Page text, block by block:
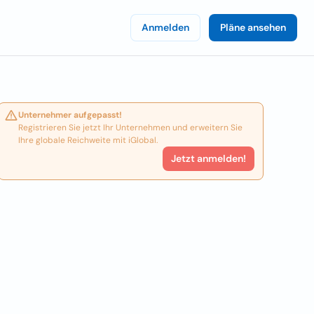
Anmelden Pläne ansehen
Unternehmer aufgepasst!
Registrieren Sie jetzt Ihr Unternehmen und erweitern Sie
Ihre globale Reichweite mit iGlobal.
Jetzt anmelden!